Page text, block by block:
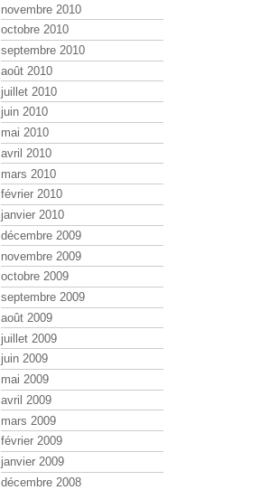
novembre 2010
octobre 2010
septembre 2010
août 2010
juillet 2010
juin 2010
mai 2010
avril 2010
mars 2010
février 2010
janvier 2010
décembre 2009
novembre 2009
octobre 2009
septembre 2009
août 2009
juillet 2009
juin 2009
mai 2009
avril 2009
mars 2009
février 2009
janvier 2009
décembre 2008